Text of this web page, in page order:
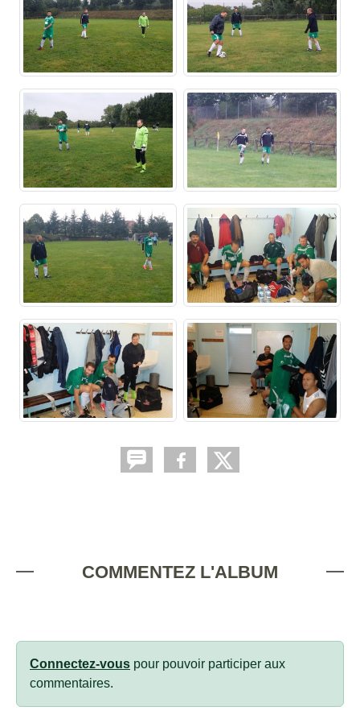
COMMENTEZ L'ALBUM
Connectez-vous pour pouvoir participer aux
commentaires.